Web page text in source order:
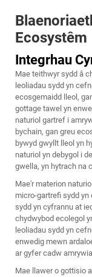
Ecosystêm
Integrhau
Mae teithwyr sydd â
leoliadau sydd yn
ecosgemaidd lleol,
gottage tawel yn
naturiol gartref i
bychain, gan greu
bywyd gwyllt lleol yn
naturiol yn debygol i
gwella, yn hytrach na
Mae'r materion
micro-gartrefi sydd
sydd yn cyfrannu at
chydwybod ecolegol
leoliadau sydd yn
enwedig mewn
ar gyfer cadw
Mae llawer o gottisio